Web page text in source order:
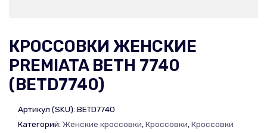
КРОССОВКИ ЖЕНСКИЕ
PREMIATA BETH 7740
(BETD7740)
Артикул (SKU): BETD7740
Категорий: Женские кроссовки,Кроссовки,Кроссовки